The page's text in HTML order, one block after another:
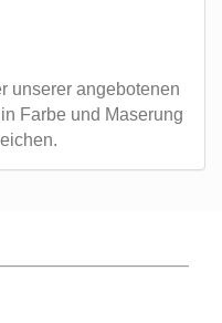
unserer angebotenen
Farbe und Maserung